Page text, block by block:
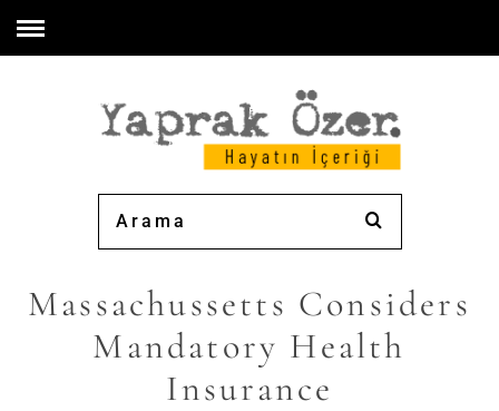
Massachussetts Considers
Mandatory Health
Insurance